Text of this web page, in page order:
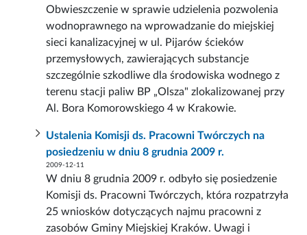
Obwieszczenie w sprawie udzielenia pozwolenia
wodnoprawnego na wprowadzanie do miejskiej
sieci kanalizacyjnej w ul. Pijarów ścieków
przemysłowych, zawierających substancje
szczególnie szkodliwe dla środowiska wodnego z
terenu stacji paliw BP „Olsza" zlokalizowanej przy
Al. Bora Komorowskiego 4 w Krakowie.
Ustalenia Komisji ds. Pracowni Twórczych na
posiedzeniu w dniu 8 grudnia 2009 r.
2009-12-11
W dniu 8 grudnia 2009 r. odbyło się posiedzenie
Komisji ds. Pracowni Twórczych, która rozpatrzyła
25 wniosków dotyczących najmu pracowni z
zasobów Gminy Miejskiej Kraków. Uwagi i